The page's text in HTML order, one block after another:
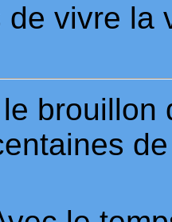
de vivre la
brouillon